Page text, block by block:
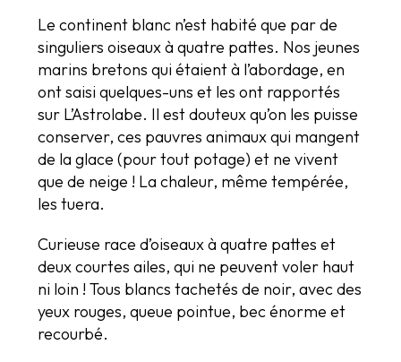
Le continent blanc n’est habité que par de
singuliers oiseaux à quatre pattes. Nos jeunes
marins bretons qui étaient à l’abordage, en
ont saisi quelques-uns et les ont rapportés
sur L’Astrolabe. Il est douteux qu’on les puisse
conserver, ces pauvres animaux qui mangent
de la glace (pour tout potage) et ne vivent
que de neige ! La chaleur, même tempérée,
les tuera.
Curieuse race d’oiseaux à quatre pattes et
deux courtes ailes, qui ne peuvent voler haut
ni loin ! Tous blancs tachetés de noir, avec des
yeux rouges, queue pointue, bec énorme et
recourbé.